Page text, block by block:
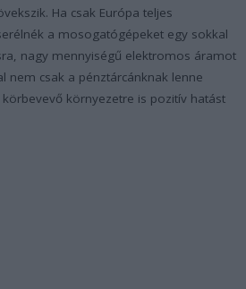
Ha csak Európa teljes
a mosogatógépeket egy sokkal
nagy mennyiségű elektromos áramot
nem csak a pénztárcánknak lenne
környezetre is pozitív hatást